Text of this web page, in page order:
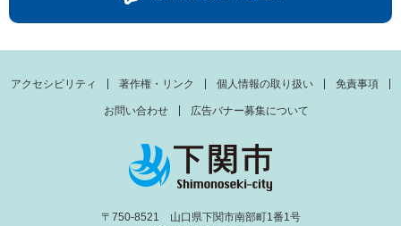
アクセシビリティ 著作権・リンク 個人情報の取り扱い 免責事項
お問い合わせ 広告バナー募集について
〒750-8521 山口県下関市南部町1番1号